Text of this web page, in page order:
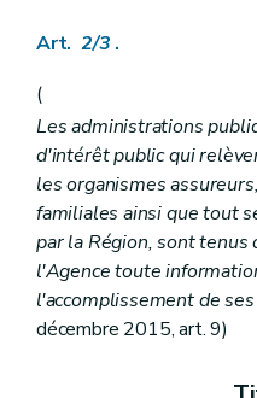
Art. 91
Section 2
Art. 92
Section 3
Art. 93
Art. 94
Art. 95
Art. 96
Art. 97
Section 4
Art. 2/3 .
(
Les administrations
d'intérêt public qui
les organismes
familiales ainsi que tout
par la Région, sont tenus
l'Agence toute
l'accomplissement de
décembre 2015, art. 9)